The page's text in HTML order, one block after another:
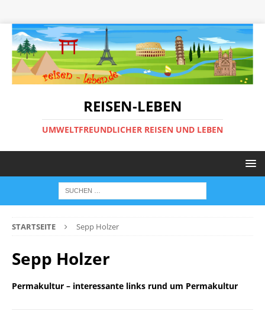
REISEN-LEBEN
UMWELTFREUNDLICHER REISEN UND LEBEN
STARTSEITE Sepp Holzer
Sepp Holzer
Permakultur – interessante links rund um Permakultur